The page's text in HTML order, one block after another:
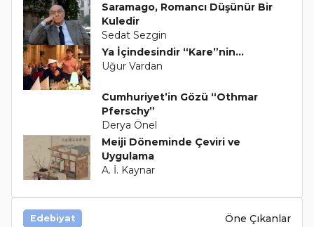
Saramago, Romancı Düşünür Bir
Kuledir
Sedat Sezgin
Ya İçindesindir “Kare”nin...
Uğur Vardan
Cumhuriyet’in Gözü “Othmar
Pferschy”
Derya Önel
Meiji Döneminde Çeviri ve
Uygulama
A. İ. Kaynar
Edebiyat Öne Çıkanlar